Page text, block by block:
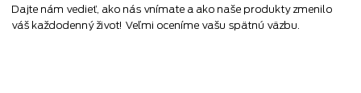
Dajte nám vedieť, ako nás vnímate a ako naše produkty zmenilo
váš každodenný život! Veľmi oceníme vašu spätnú väzbu.